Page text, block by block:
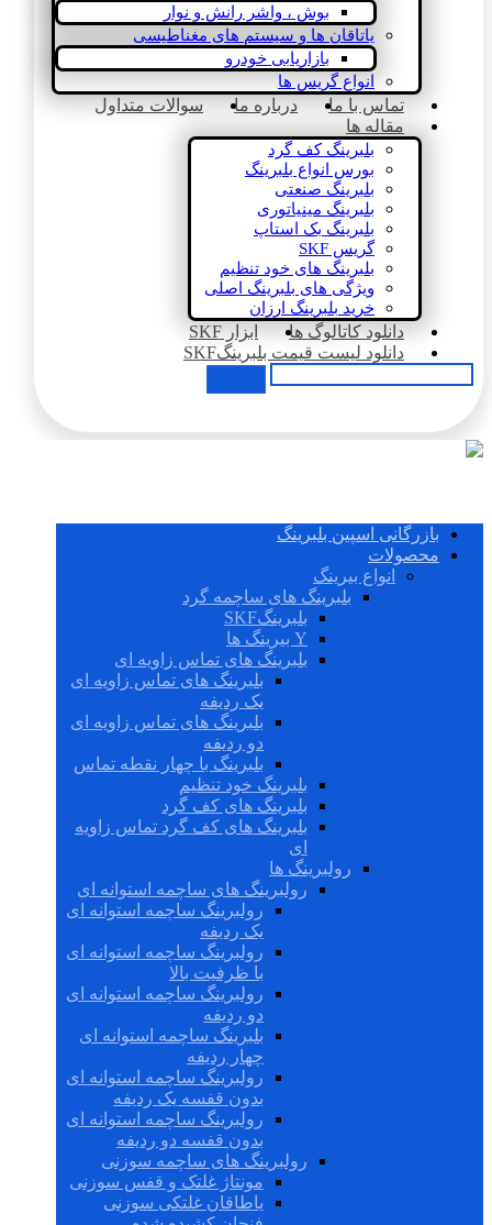
بوش ، واشر رانش و نوار
یاتاقان ها و سیستم های مغناطیسی
بازاریابی خودرو
انواع گریس ها
تماس با ما درباره ما
سوالات متداول
مقاله ها
بلبرینگ کف گرد
بورس انواع بلبرینگ
بلبرینگ صنعتی
بلبرینگ مینیاتوری
بلبرینگ بک استاپ
گریس SKF
بلبرینگ های خود تنظیم
ویژگی های بلبرینگ اصلی
خرید بلبرینگ ارزان
دانلود کاتالوگ ها
ابزار SKF
دانلود لیست قیمت بلبرینگSKF
بازرگانی اسپین بلبرینگ
محصولات
انواع بیرینگ
بلبرینگ های ساچمه گرد
بلبرینگSKF
Y بیرینگ ها
بلبرینگ های تماس زاویه ای
بلبرینگ های تماس زاویه ای
یک ردیفه
بلبرینگ های تماس زاویه ای
دو ردیفه
بلبرینگ با چهار نقطه تماس
بلبرینگ خود تنظیم
بلبرینگ های کف گرد
بلبرینگ های کف گرد تماس زاویه
ای
رولبرینگ ها
رولبرینگ های ساچمه استوانه ای
رولبرینگ ساچمه استوانه ای
یک ردیفه
رولبرینگ ساچمه استوانه ای
با ظرفیت بالا
رولبرینگ ساچمه استوانه ای
دو ردیفه
بلبرینگ ساچمه استوانه ای
چهار ردیفه
رولبرینگ ساچمه استوانه ای
بدون قفسه یک ردیفه
رولبرینگ ساچمه استوانه ای
بدون قفسه دو ردیفه
رولبرینگ های ساچمه سوزنی
مونتاژ غلتک و قفس سوزنی
یاطاقان غلتکی سوزنی